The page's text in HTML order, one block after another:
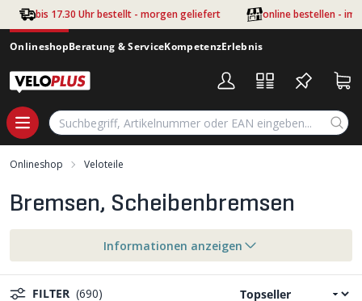
Zum Hauptinhalt springen
bis 17.30 Uhr bestellt - morgen geliefert online bestellen - im
OnlineshopBeratung & ServiceKompetenzErlebnis
Onlineshop Veloteile
Bremsen, Scheibenbremsen
Informationen anzeigen
FILTER (690)